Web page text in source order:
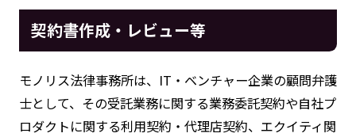
契約書作成・レビュー等
モノリス法律事務所は、IT・ベンチャー企業の顧問弁護
士として、その受託業務に関する業務委託契約や自社プ
ロダクトに関する利用契約・代理店契約、エクイティ関